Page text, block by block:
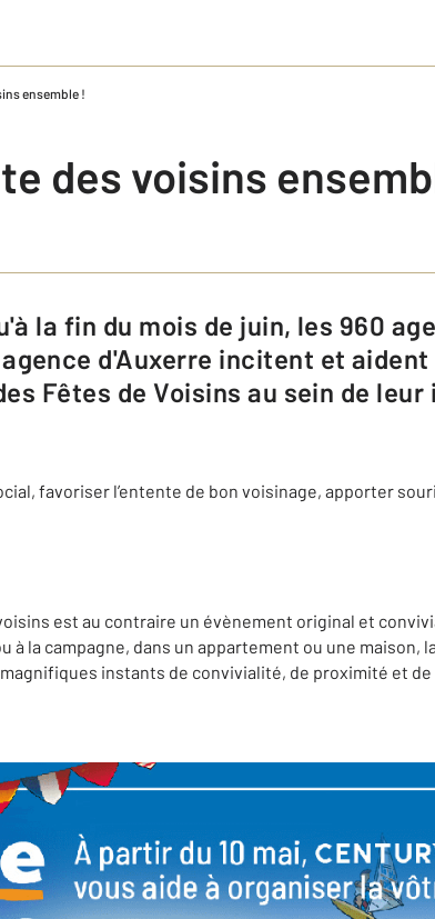
ensemble !
des voisins
agence d'Auxerre incitent et
Fêtes de Voisins au sein de leur
favoriser l’entente de bon voisinage, apporter
est au contraire un évènement original et
à la campagne, dans un appartement ou une maison,
instants de convivialité, de proximité et